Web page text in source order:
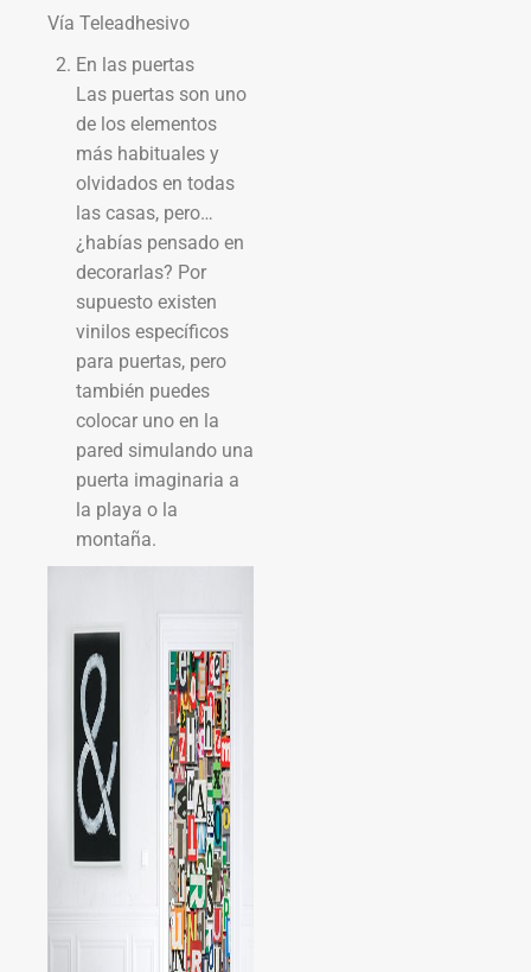
Vía Teleadhesivo
En las puertas
Las puertas son uno
de los elementos
más habituales y
olvidados en todas
las casas, pero…
¿habías pensado en
decorarlas? Por
supuesto existen
vinilos específicos
para puertas, pero
también puedes
colocar uno en la
pared simulando una
puerta imaginaria a
la playa o la
montaña.